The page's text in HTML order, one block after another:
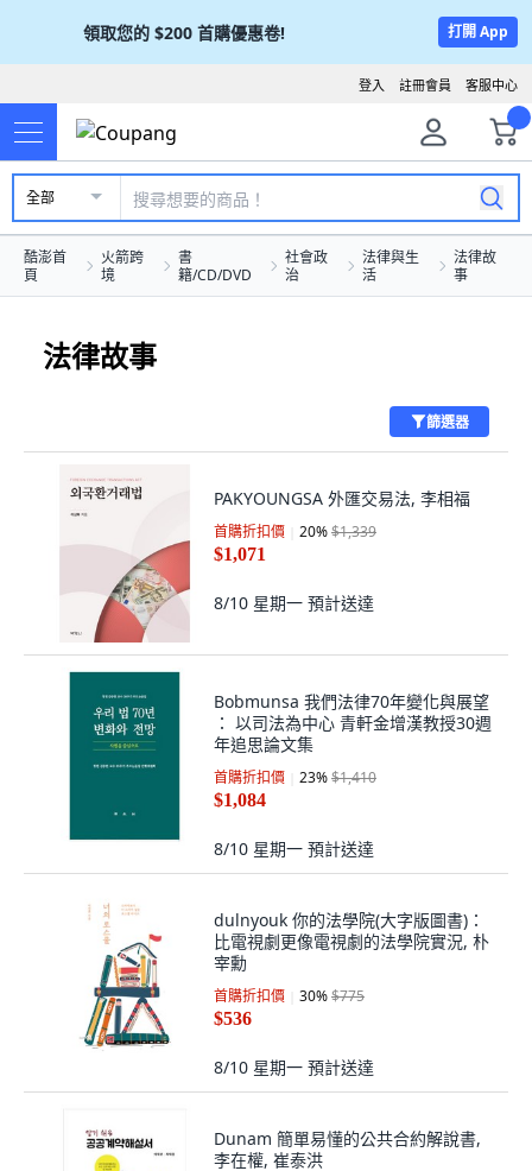
領取您的 $200 首購優惠卷! 打開 App
客服中心
註冊會員
登入
全部
酷澎首
頁
火箭跨
境
書
籍/CD/DVD
社會政
治
法律與生
活
法律故
事
法律故事
篩選器
PAKYOUNGSA 外匯交易法, 李相福
首購折扣價 20%$1,339
$1,071
8/10 星期一 預計送達
Bobmunsa 我們法律70年變化與展望
： 以司法為中心 青軒金增漢教授30週
年追思論文集
首購折扣價 23%$1,410
$1,084
8/10 星期一 預計送達
dulnyouk 你的法學院(大字版圖書)：
比電視劇更像電視劇的法學院實況, 朴
宰勳
首購折扣價 30%$775
$536
8/10 星期一 預計送達
Dunam 簡單易懂的公共合約解說書,
李在權, 崔泰洪